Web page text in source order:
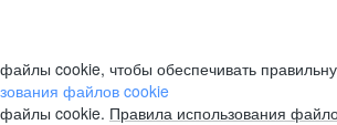
cookie, чтобы обеспечивать
файлов cookie
cookie. Правила использования